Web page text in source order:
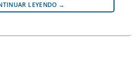
LEYENDO →